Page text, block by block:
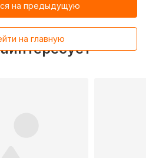
на предыдущую
на главную